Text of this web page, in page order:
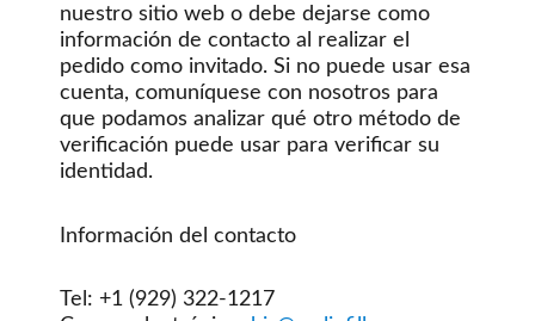
nuestro sitio web o debe dejarse como
información de contacto al realizar el
pedido como invitado. Si no puede usar esa
cuenta, comuníquese con nosotros para
que podamos analizar qué otro método de
verificación puede usar para verificar su
identidad.
Información del contacto
Tel: +1 (929) 322-1217